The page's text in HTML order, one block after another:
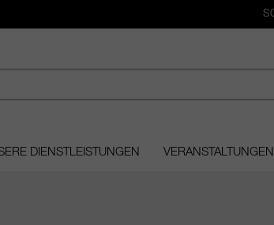
DIENSTLEISTUNGEN VERANSTALTUNGEN